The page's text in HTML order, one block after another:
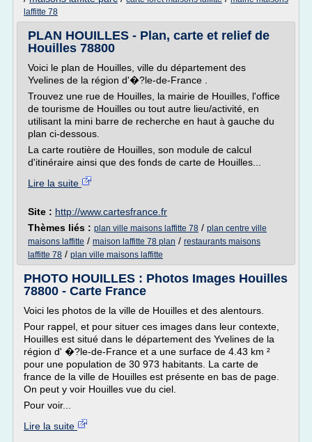
laffitte 78
PLAN HOUILLES - Plan, carte et relief de
Houilles 78800
Voici le plan de Houilles, ville du département des
Yvelines de la région d'�?le-de-France .
Trouvez une rue de Houilles, la mairie de Houilles, l'office
de tourisme de Houilles ou tout autre lieu/activité, en
utilisant la mini barre de recherche en haut à gauche du
plan ci-dessous.
La carte routière de Houilles, son module de calcul
d'itinéraire ainsi que des fonds de carte de Houilles...
Lire la suite
Site : http://www.cartesfrance.fr
Thèmes liés : plan ville maisons laffitte 78 / plan centre ville
maisons laffitte / maison laffitte 78 plan / restaurants maisons
laffitte 78 / plan ville maisons laffitte
PHOTO HOUILLES : Photos Images Houilles
78800 - Carte France
Voici les photos de la ville de Houilles et des alentours.
Pour rappel, et pour situer ces images dans leur contexte,
Houilles est situé dans le département des Yvelines de la
région d' �?le-de-France et a une surface de 4.43 km ²
pour une population de 30 973 habitants. La carte de
france de la ville de Houilles est présente en bas de page.
On peut y voir Houilles vue du ciel.
Pour voir...
Lire la suite